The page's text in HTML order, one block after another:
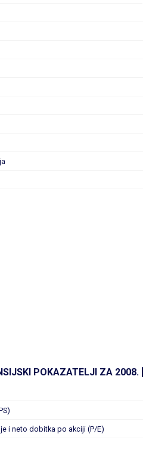
POKAZATELJI ZA 2008.
i neto dobitka po akciji (P/E)